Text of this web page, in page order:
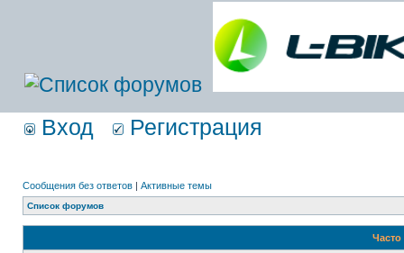
Вход Регистрация
Сообщения без ответов | Активные темы
Список форумов